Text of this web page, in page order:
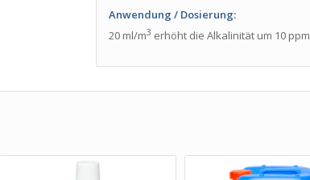
Anwendung / Dosierung:
20 ml/m3 erhöht die Alkalinität um 10 ppm